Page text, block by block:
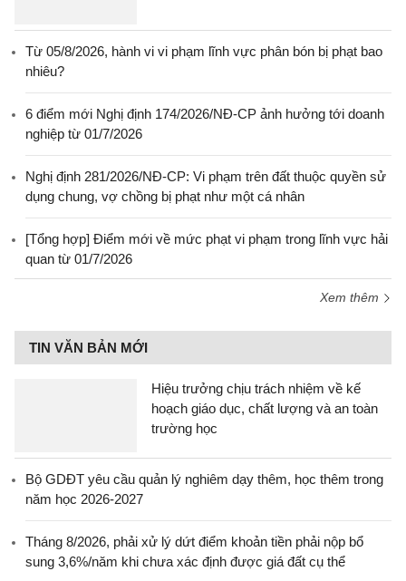
Từ 05/8/2026, hành vi vi phạm lĩnh vực phân bón bị phạt bao
nhiêu?
6 điểm mới Nghị định 174/2026/NĐ-CP ảnh hưởng tới doanh
nghiệp từ 01/7/2026
Nghị định 281/2026/NĐ-CP: Vi phạm trên đất thuộc quyền sử
dụng chung, vợ chồng bị phạt như một cá nhân
[Tổng hợp] Điểm mới về mức phạt vi phạm trong lĩnh vực hải
quan từ 01/7/2026
Xem thêm
TIN VĂN BẢN MỚI
Hiệu trưởng chịu trách nhiệm về kế
hoạch giáo dục, chất lượng và an toàn
trường học
Bộ GDĐT yêu cầu quản lý nghiêm dạy thêm, học thêm trong
năm học 2026-2027
Tháng 8/2026, phải xử lý dứt điểm khoản tiền phải nộp bổ
sung 3,6%/năm khi chưa xác định được giá đất cụ thể